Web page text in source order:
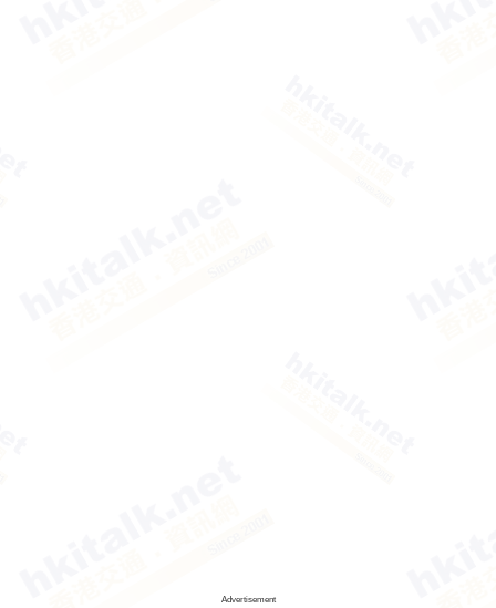
Advertisement